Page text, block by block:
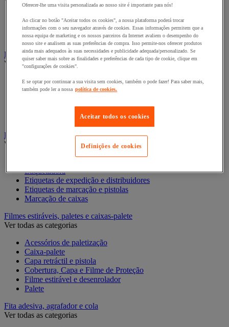
Acondicionamento e proteção para presentes
Fita para presentes
Sacos de presente
Embalagens e recipientes alimentares
Ver todas as categorias
Caixa alimentar
Cesto
Recipiente isotérmico
Etiquetas e sistemas de marcação
Ver todas as categorias
Etiquetadora
Etiquetas de expedição e distribuidores
Etiquetas de marcação e pistolas
Marcação de caixas
Filmes estiráveis, paletes e caixas-palete
Ver todas as categorias
Acessórios de paletização
Caixa-palete
Capa retráctil e pistola
Cobertura, Capa e Filme de Proteção
Filme estirável e desenrolador
Palete
Fita adesiva, agrafador e cola
Ver todas as categorias
Oferecer-lhe uma visita personalizada ao nosso site é importante para nós!
Ao clicar no botão "Aceitar todos os cookies", a nossa plataforma poderá trocar
informações com o seu navegador através de cookies. Essas informações permitem que a
nossa equipa de marketing e os nossos parceiros da Internet avaliem o desempenho do
nosso site e analisem as suas preferências de compra. Isso permite-nos oferecer produtos
ainda mais adequados às suas necessidades e publicidade adequada/personalizado. Se
quiser saber mais sobre as finalidades e preferências de cada tipo de cookie, clique em
"configurações de cookies".
E se optar por continuar a sua visita sem cookies, também o pode fazer! Para saber mais,
também pode ler a nossa política de cookies.
Aceitar todos os cookies
Definições de cookies